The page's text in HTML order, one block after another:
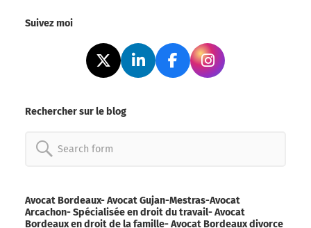
Suivez moi
Rechercher sur le blog
Search
Avocat Bordeaux- Avocat Gujan-Mestras-Avocat
Arcachon- Spécialisée en droit du travail- Avocat
Bordeaux en droit de la famille- Avocat Bordeaux divorce